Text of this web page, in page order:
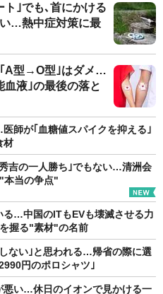
｣でも､首にかける
…熱中症対策に最
A型→O型｣はダメ…
液｣の最後の落と
師が｢血糖値スパイクを抑える｣
材
吉の一人勝ち｣でもない…清洲会
本当の争点"
る…中国のITもEVも壊滅させる力
握る"素材"の名前
ない｣と思われる…帰省の際に選
円のポロシャツ｣
悪い…休日のイオンで見かける一